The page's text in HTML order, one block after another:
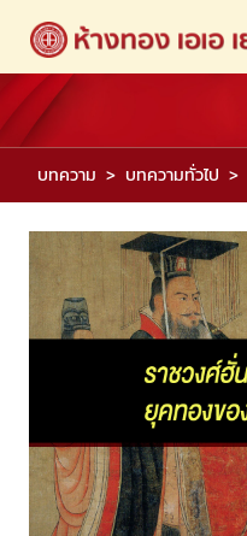
บทความ บทความทั่วไป